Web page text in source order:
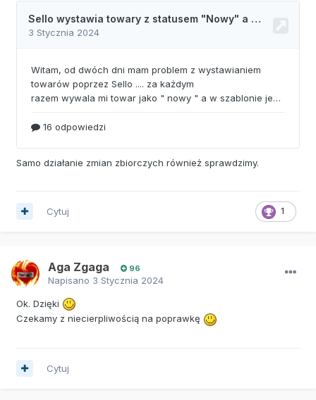
Samo działanie zmian zbiorczych również sprawdzimy.
1
Cytuj
Aga Zgaga 96
Napisano 3 Stycznia 2024
Ok. Dzięki
Czekamy z niecierpliwością na poprawkę
Cytuj